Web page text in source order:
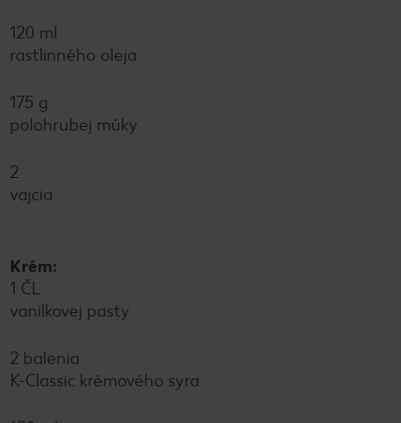
120 ml
rastlinného oleja
175 g
polohrubej múky
2
vajcia
Krém:
1 ČL
vanilkovej pasty
2 balenia
K-Classic krémového syra